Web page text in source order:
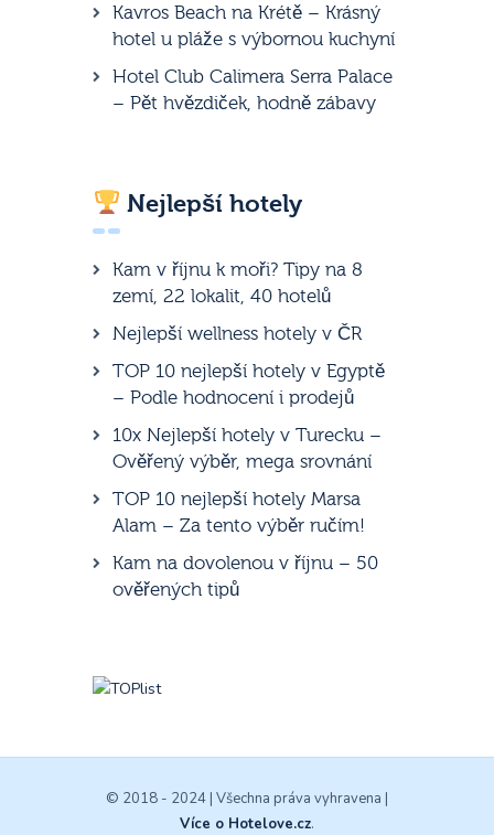
Kavros Beach na Krétě – Krásný
hotel u pláže s výbornou kuchyní
Hotel Club Calimera Serra Palace
– Pět hvězdiček, hodně zábavy
Nejlepší hotely
Kam v říjnu k moři? Tipy na 8
zemí, 22 lokalit, 40 hotelů
Nejlepší wellness hotely v ČR
TOP 10 nejlepší hotely v Egyptě
– Podle hodnocení i prodejů
10x Nejlepší hotely v Turecku –
Ověřený výběr, mega srovnání
TOP 10 nejlepší hotely Marsa
Alam – Za tento výběr ručím!
Kam na dovolenou v říjnu – 50
ověřených tipů
© 2018 - 2024 | Všechna práva vyhravena |
Více o Hotelove.cz.